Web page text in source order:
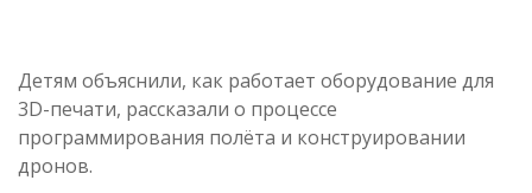
Детям объяснили, как работает оборудование для
3D-печати, рассказали о процессе
программирования полёта и конструировании
дронов.